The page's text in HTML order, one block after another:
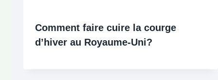
Comment faire cuire la courge
d’hiver au Royaume-Uni?